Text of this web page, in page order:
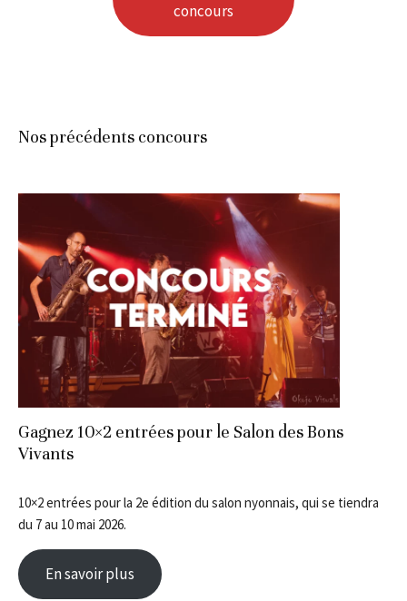
concours
Nos précédents concours
Gagnez 10×2 entrées pour le Salon des Bons
Vivants
10×2 entrées pour la 2e édition du salon nyonnais, qui se tiendra
du 7 au 10 mai 2026.
En savoir plus